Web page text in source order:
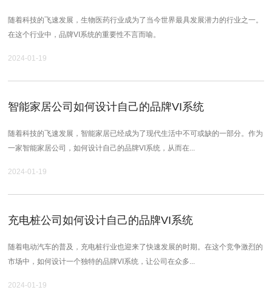
随着科技的飞速发展，生物医药行业成为了当今世界最具发展潜力的行业之一。
在这个行业中，品牌VI系统的重要性不言而喻。
2024-01-19
智能家居公司如何设计自己的品牌VI系统
随着科技的飞速发展，智能家居已经成为了现代生活中不可或缺的一部分。作为
一家智能家居公司，如何设计自己的品牌VI系统，从而在...
2024-01-19
充电桩公司如何设计自己的品牌VI系统
随着电动汽车的普及，充电桩行业也迎来了快速发展的时期。在这个竞争激烈的
市场中，如何设计一个独特的品牌VI系统，让公司在众多...
2024-01-19